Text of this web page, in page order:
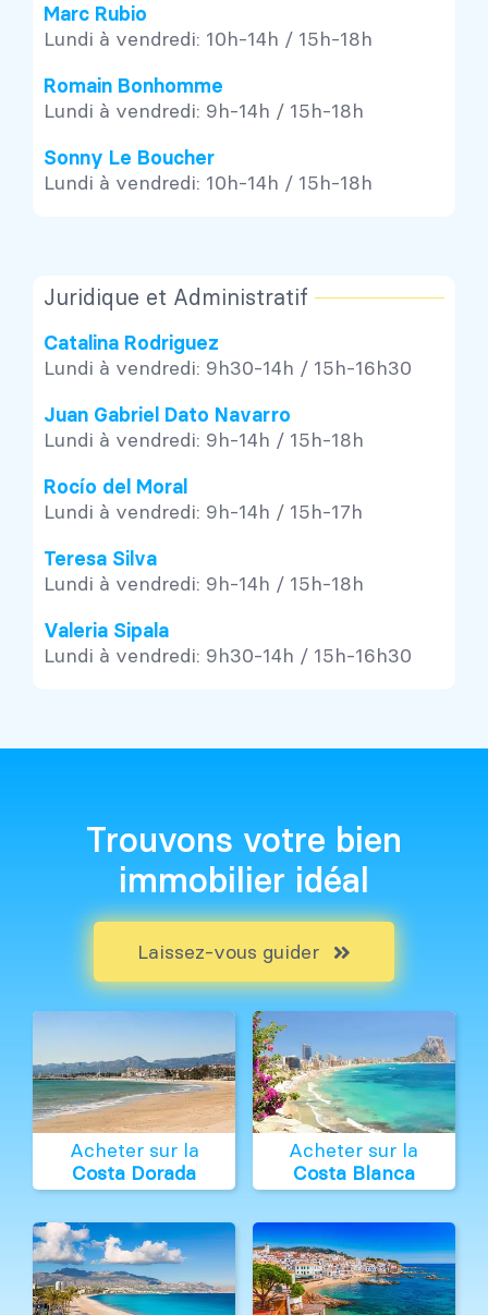
Marc Rubio
Lundi à vendredi: 10h-14h / 15h-18h
Romain Bonhomme
Lundi à vendredi: 9h-14h / 15h-18h
Sonny Le Boucher
Lundi à vendredi: 10h-14h / 15h-18h
Juridique et Administratif
Catalina Rodriguez
Lundi à vendredi: 9h30-14h / 15h-16h30
Juan Gabriel Dato Navarro
Lundi à vendredi: 9h-14h / 15h-18h
Rocío del Moral
Lundi à vendredi: 9h-14h / 15h-17h
Teresa Silva
Lundi à vendredi: 9h-14h / 15h-18h
Valeria Sipala
Lundi à vendredi: 9h30-14h / 15h-16h30
Trouvons votre bien
immobilier idéal
Laissez-vous guider
Acheter sur la
Costa Dorada
Acheter sur la
Costa Blanca